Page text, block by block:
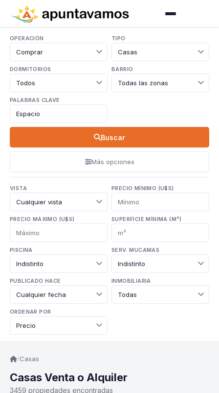
OPERACIÓN TIPO
DORMITORIOS BARRIO
PALABRAS CLAVE
Buscar
Más opciones
VISTA PRECIO MÍNIMO (U$S)
PRECIO MÁXIMO (U$S) SUPERFICIE MÍNIMA (M²)
PISCINA SERV. MUCAMAS
PUBLICADO HACE INMOBILIARIA
ORDENAR POR
/Casas
Casas Venta o Alquiler
3459 propiedades encontradas